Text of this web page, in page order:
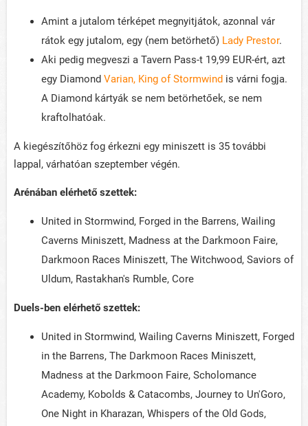
Amint a jutalom térképet megnyitjátok, azonnal vár
rátok egy jutalom, egy (nem betörhető) Lady Prestor.
Aki pedig megveszi a Tavern Pass-t 19,99 EUR-ért, azt
egy Diamond Varian, King of Stormwind is várni fogja.
A Diamond kártyák se nem betörhetőek, se nem
kraftolhatóak.
A kiegészítőhöz fog érkezni egy miniszett is 35 további
lappal, várhatóan szeptember végén.
Arénában elérhető szettek:
United in Stormwind, Forged in the Barrens, Wailing
Caverns Miniszett, Madness at the Darkmoon Faire,
Darkmoon Races Miniszett, The Witchwood, Saviors of
Uldum, Rastakhan's Rumble, Core
Duels-ben elérhető szettek:
United in Stormwind, Wailing Caverns Miniszett, Forged
in the Barrens, The Darkmoon Races Miniszett,
Madness at the Darkmoon Faire, Scholomance
Academy, Kobolds & Catacombs, Journey to Un'Goro,
One Night in Kharazan, Whispers of the Old Gods,